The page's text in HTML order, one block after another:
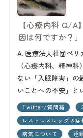
【心療内科 Q/
因は何ですか？」
A. 医療法人社団ペ
（心療内科、精神
ない「入眠障害」の
いことへの不安」と
Twitter/質問箱
レストレスレッグス症
病気について
睡